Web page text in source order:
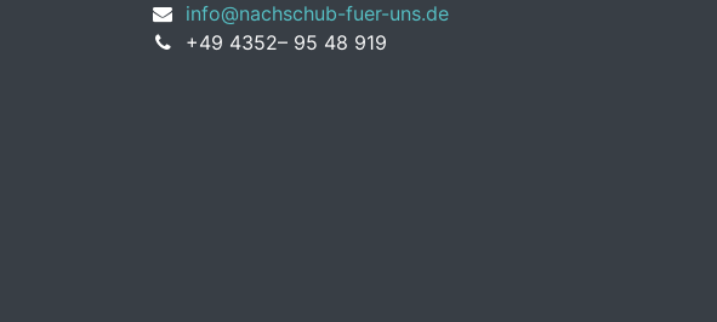
info@nachschub-fuer-uns.de
+49 4352– 95 48 919